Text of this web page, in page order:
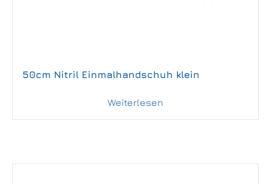
50cm Nitril Einmalhandschuh klein
Weiterlesen